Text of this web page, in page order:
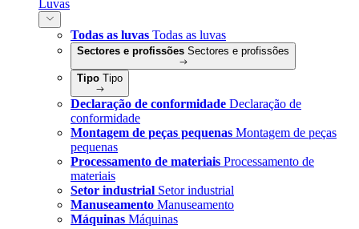
Luvas
Todas as luvas Todas as luvas
Sectores e profissões Sectores e profissões
Tipo Tipo
Declaração de conformidade Declaração de
conformidade
Montagem de peças pequenas Montagem de peças
pequenas
Processamento de materiais Processamento de
materiais
Setor industrial Setor industrial
Manuseamento Manuseamento
Máquinas Máquinas